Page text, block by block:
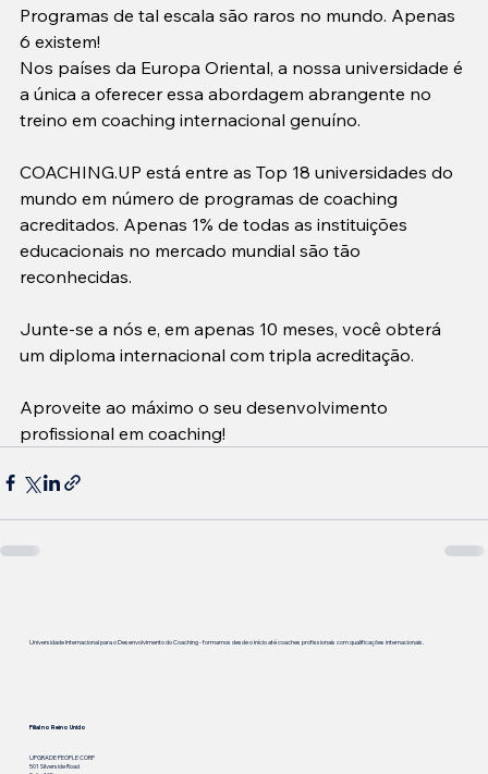
Programas de tal escala são raros no mundo. Apenas
6 existem!
Nos países da Europa Oriental, a nossa universidade é
a única a oferecer essa abordagem abrangente no
treino em coaching internacional genuíno.
COACHING.UP está entre as Top 18 universidades do
mundo em número de programas de coaching
acreditados. Apenas 1% de todas as instituições
educacionais no mercado mundial são tão
reconhecidas.
Junte-se a nós e, em apenas 10 meses, você obterá
um diploma internacional com tripla acreditação.
Aproveite ao máximo o seu desenvolvimento
profissional em coaching!
Universidade Internacional para o Desenvolvimento do Coaching - formamos desde o início até coaches profissionais com qualificações internacionais.
Filial no Reino Unido
UPGRADE PEOPLE CORP
501 Silverside Road